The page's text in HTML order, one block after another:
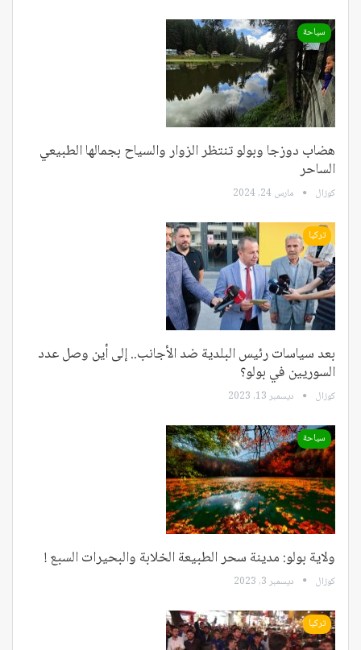
سياحة
هضاب دوزجا وبولو تنتظر الزوار والسياح بجمالها الطبيعي
الساحر
كوزال مارس 24, 2024
تركيا
بعد سياسات رئيس البلدية ضد الأجانب.. إلى أين وصل عدد
السوريين في بولو؟
كوزال ديسمبر 13, 2023
سياحة
ولاية بولو: مدينة سحر الطبيعة الخلابة والبحيرات السبع !
كوزال ديسمبر 3, 2023
تركيا